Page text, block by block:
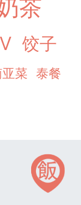
茶
饺子
菜 泰餐